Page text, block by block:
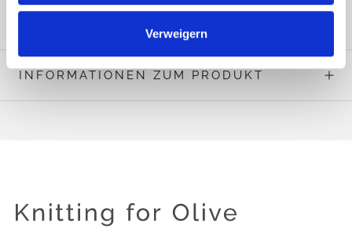
Verweigern
INFORMATIONEN ZUM PRODUKT